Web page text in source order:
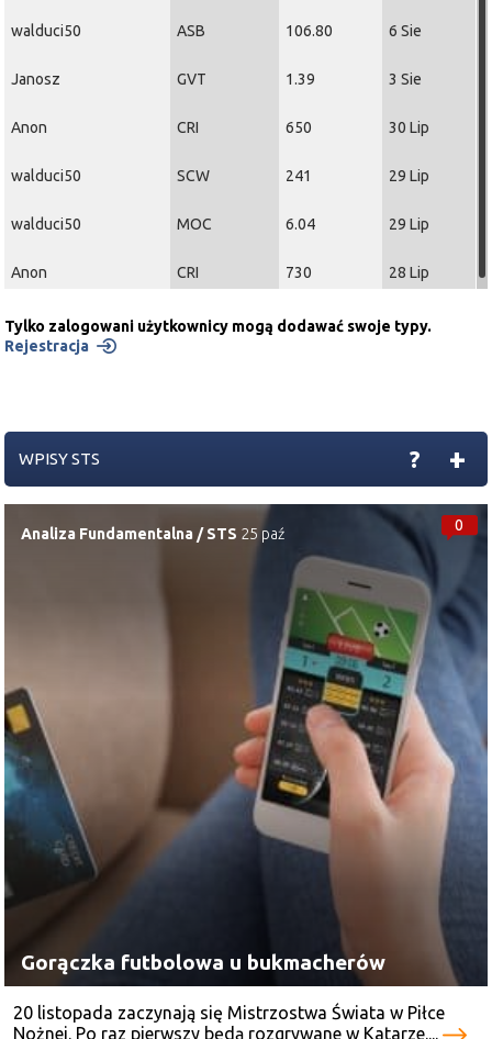
walduci50 ASB 106.80 6 Sie
Janosz GVT 1.39 3 Sie
Anon CRI 650 30 Lip
walduci50 SCW 241 29 Lip
walduci50 MOC 6.04 29 Lip
Anon CRI 730 28 Lip
Tylko zalogowani użytkownicy mogą dodawać swoje typy.
Rejestracja
WPISY STS +
?
0
Analiza Fundamentalna /STS 25 paź
Gorączka futbolowa u bukmacherów
20 listopada zaczynają się Mistrzostwa Świata w Piłce
Nożnej. Po raz pierwszy będą rozgrywane w Katarze....